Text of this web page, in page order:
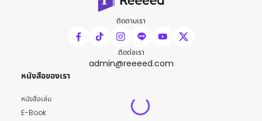
ติดตามเรา
ติดต่อเรา
admin@reeeed.com
หนังสือของเรา
หนังสือเล่ม
E-Book